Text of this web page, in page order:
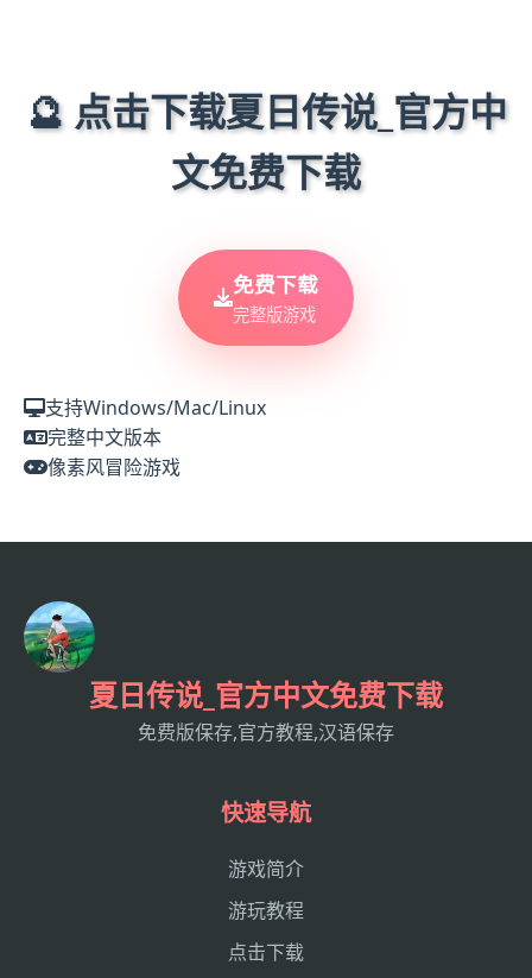
🔮 点击下载夏日传说_官方中
文免费下载
免费下载
完整版游戏
支持Windows/Mac/Linux
完整中文版本
像素风冒险游戏
夏日传说_官方中文免费下载
免费版保存,官方教程,汉语保存
快速导航
游戏简介
游玩教程
点击下载